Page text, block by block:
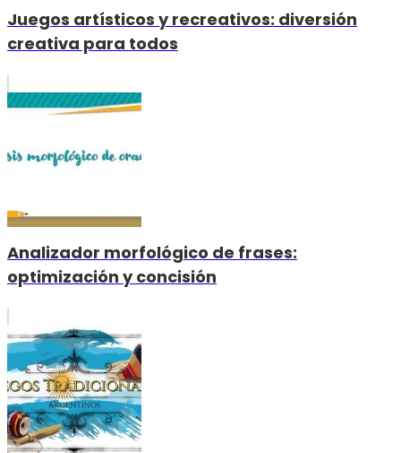
Juegos artísticos y recreativos: diversión
creativa para todos
Analizador morfológico de frases:
optimización y concisión